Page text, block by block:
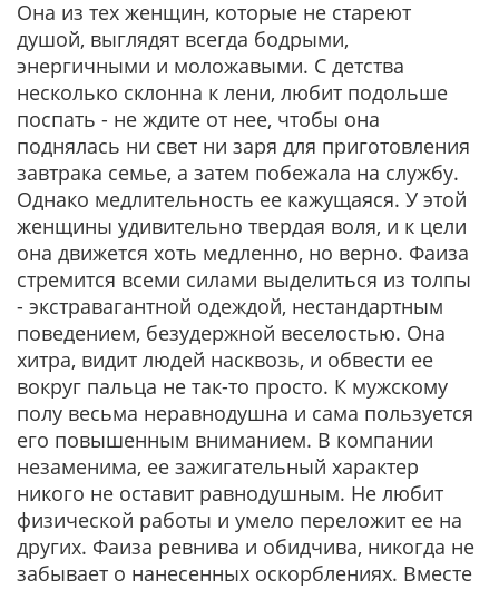
Она из тех женщин, которые не стареют
душой, выглядят всегда бодрыми,
энергичными и моложавыми. С детства
несколько склонна к лени, любит подольше
поспать - не ждите от нее, чтобы она
поднялась ни свет ни заря для приготовления
завтрака семье, а затем побежала на службу.
Однако медлительность ее кажущаяся. У этой
женщины удивительно твердая воля, и к цели
она движется хоть медленно, но верно. Фаиза
стремится всеми силами выделиться из толпы
- экстравагантной одеждой, нестандартным
поведением, безудержной веселостью. Она
хитра, видит людей насквозь, и обвести ее
вокруг пальца не так-то просто. К мужскому
полу весьма неравнодушна и сама пользуется
его повышенным вниманием. В компании
незаменима, ее зажигательный характер
никого не оставит равнодушным. Не любит
физической работы и умело переложит ее на
других. Фаиза ревнива и обидчива, никогда не
забывает о нанесенных оскорблениях. Вместе